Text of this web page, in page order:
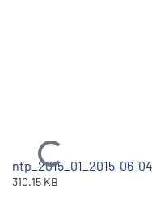
Ladataan...
ntp_2015_01_2015-06-
310.15 KB